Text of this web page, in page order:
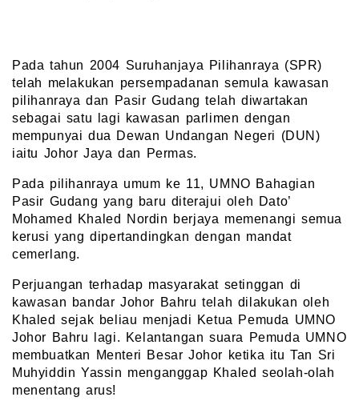
Pada tahun 2004 Suruhanjaya Pilihanraya (SPR)
telah melakukan persempadanan semula kawasan
pilihanraya dan Pasir Gudang telah diwartakan
sebagai satu lagi kawasan parlimen dengan
mempunyai dua Dewan Undangan Negeri (DUN)
iaitu Johor Jaya dan Permas.
Pada pilihanraya umum ke 11, UMNO Bahagian
Pasir Gudang yang baru diterajui oleh Dato’
Mohamed Khaled Nordin berjaya memenangi semua
kerusi yang dipertandingkan dengan mandat
cemerlang.
Perjuangan terhadap masyarakat setinggan di
kawasan bandar Johor Bahru telah dilakukan oleh
Khaled sejak beliau menjadi Ketua Pemuda UMNO
Johor Bahru lagi. Kelantangan suara Pemuda UMNO
membuatkan Menteri Besar Johor ketika itu Tan Sri
Muhyiddin Yassin menganggap Khaled seolah-olah
menentang arus!